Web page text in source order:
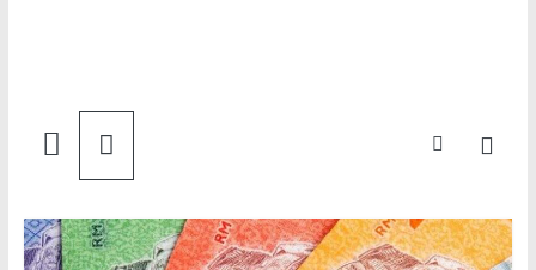
Semakan
Bantuan
Semakan